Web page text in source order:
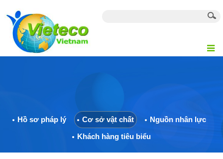
Hồ sơ pháp lý Cơ sở vật chất
Nguồn nhân lực
Khách hàng tiêu biểu